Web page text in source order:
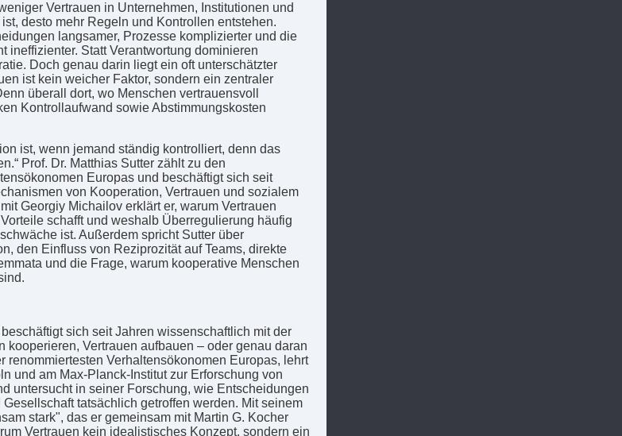
Vertrauen in Unternehmen, Institutionen und
desto mehr Regeln und Kontrollen entstehen.
langsamer, Prozesse komplizierter und die
ineffizienter. Statt Verantwortung dominieren
Doch genau darin liegt ein oft unterschätzter
ist kein weicher Faktor, sondern ein zentraler
überall dort, wo Menschen vertrauensvoll
Kontrollaufwand sowie Abstimmungskosten
ist, wenn jemand ständig kontrolliert, denn das
Prof. Dr. Matthias Sutter zählt zu den
Europas und beschäftigt sich seit
von Kooperation, Vertrauen und sozialem
Georgiy Michailov erklärt er, warum Vertrauen
schafft und weshalb Überregulierung häufig
ist. Außerdem spricht Sutter über
den Einfluss von Reziprozität auf Teams, direkte
und die Frage, warum kooperative Menschen
sich seit Jahren wissenschaftlich mit der
kooperieren, Vertrauen aufbauen – oder genau daran
renommiertesten Verhaltensökonomen Europas, lehrt
und am Max-Planck-Institut zur Erforschung von
untersucht in seiner Forschung, wie Entscheidungen
tatsächlich getroffen werden. Mit seinem
stark", das er gemeinsam mit Martin G. Kocher
Vertrauen kein idealistisches Konzept, sondern ein